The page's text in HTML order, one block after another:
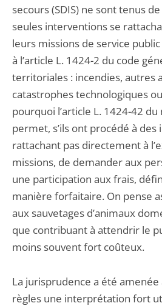
secours (SDIS) ne sont tenus
seules interventions se
leurs missions de service
à l’article L. 1424-2 du code
territoriales : incendies, autres
catastrophes technologiques
pourquoi l’article L. 1424-42
permet, s’ils ont procédé à
rattachant pas directement à
missions, de demander aux
une participation aux frais,
manière forfaitaire. On pense
aux sauvetages d’animaux
que contribuant à attendrir le
moins souvent fort coûteux.
La jurisprudence a été
règles une interprétation fort